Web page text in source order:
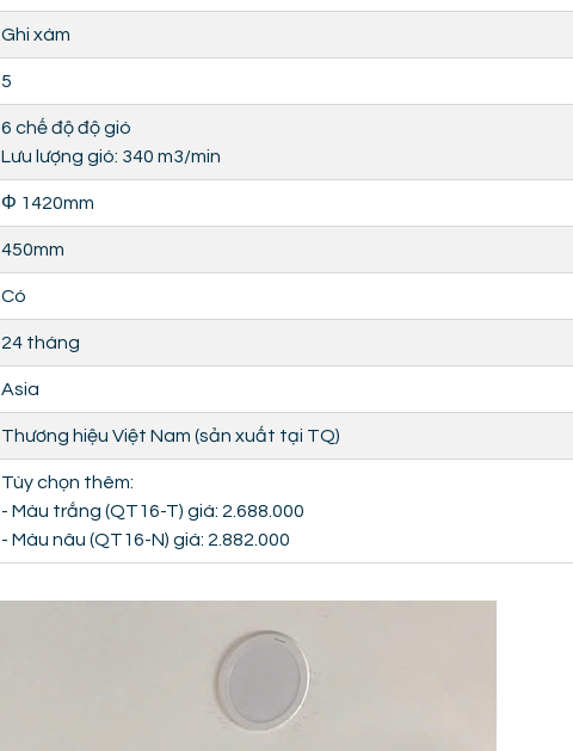
Ghi xám
5
6 chế độ độ gió
Lưu lượng gió: 340 m3/min
Φ 1420mm
450mm
Có
24 tháng
Asia
Thương hiệu Việt Nam (sản xuất tại TQ)
Tùy chọn thêm:
- Màu trắng (QT16-T) giá: 2.688.000
- Màu nâu (QT16-N) giá: 2.882.000